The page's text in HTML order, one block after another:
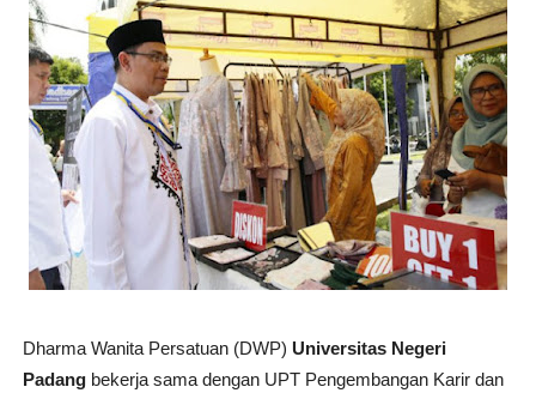
Dharma Wanita Persatuan (DWP) Universitas Negeri
Padang bekerja sama dengan UPT Pengembangan Karir dan